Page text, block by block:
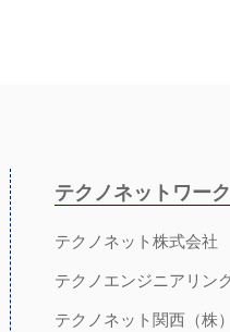
テクノネットワーク
テクノネット株式会社
テクノエンジニアリン
テクノネット関西（株）